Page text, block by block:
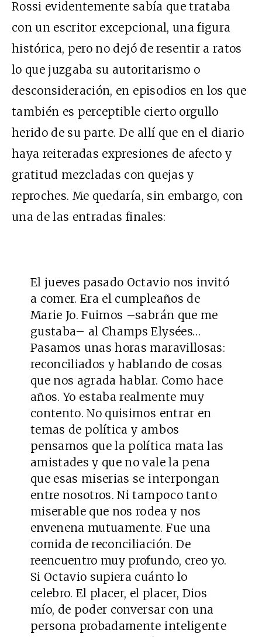
Rossi evidentemente sabía que trataba
con un escritor excepcional, una figura
histórica, pero no dejó de resentir a ratos
lo que juzgaba su autoritarismo o
desconsideración, en episodios en los que
también es perceptible cierto orgullo
herido de su parte. De allí que en el diario
haya reiteradas expresiones de afecto y
gratitud mezcladas con quejas y
reproches. Me quedaría, sin embargo, con
una de las entradas finales:
El jueves pasado Octavio nos invitó
a comer. Era el cumpleaños de
Marie Jo. Fuimos –sabrán que me
gustaba– al Champs Elysées…
Pasamos unas horas maravillosas:
reconciliados y hablando de cosas
que nos agrada hablar. Como hace
años. Yo estaba realmente muy
contento. No quisimos entrar en
temas de política y ambos
pensamos que la política mata las
amistades y que no vale la pena
que esas miserias se interpongan
entre nosotros. Ni tampoco tanto
miserable que nos rodea y nos
envenena mutuamente. Fue una
comida de reconciliación. De
reencuentro muy profundo, creo yo.
Si Octavio supiera cuánto lo
celebro. El placer, el placer, Dios
mío, de poder conversar con una
persona probadamente inteligente